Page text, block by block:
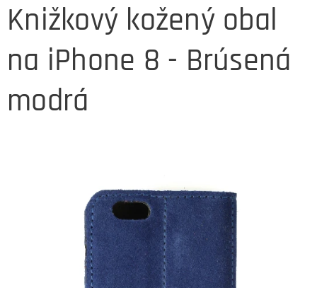
Knižkový kožený obal
na iPhone 8 - Brúsená
modrá